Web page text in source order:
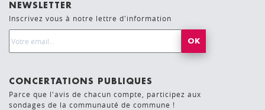
NEWSLETTER
Inscrivez vous à notre lettre d'information
CONCERTATIONS PUBLIQUES
Parce que l'avis de chacun compte, participez aux
sondages de la communauté de commune !